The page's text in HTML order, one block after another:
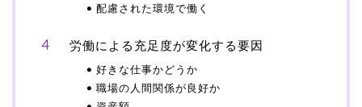
配慮された環境で働く
労働による充足度が変化する要因
好きな仕事かどうか
職場の人間関係が良好か